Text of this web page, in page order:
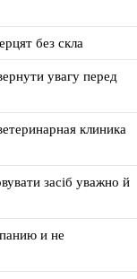
без скла
увагу перед
клиника
засіб уважно й
и не